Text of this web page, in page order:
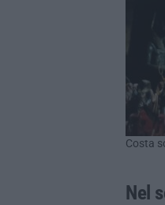
Costa
Nel